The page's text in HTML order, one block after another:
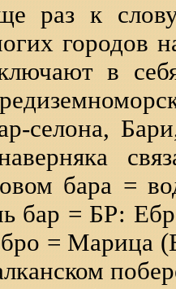
раз к
городов
в
селона,
бара =
бар = БР:
= Марица